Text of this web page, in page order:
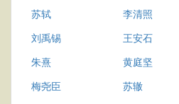
苏轼
李清照
刘禹锡
王安石
朱熹
黄庭坚
梅尧臣
苏辙